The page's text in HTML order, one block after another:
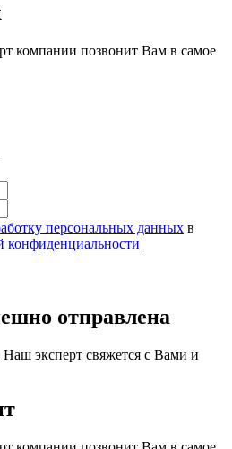
компании позвонит Вам в самое
персональных данных в
конфиденциальности
отправлена
эксперт свяжется с Вами и